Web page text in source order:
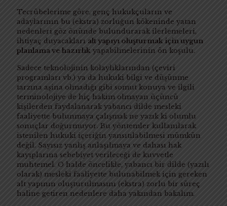
Tecrübelerime göre, genç hukukçuların ve
adaylarının bu (ekstra) zorluğun kökeninde yatan
nedenleri göz önünde bulundurarak ilerlemeleri,
ihtiyaç duyacakları alt yapıyı oluşturmak için uygun
planlama ve hazırlık yapabilmelerinin ön koşulu.
Sadece teknolojinin kolaylıklarından (çeviri
programları vb.) ya da hukuki bilgi ve düşünme
tarzına aşina olmadığı gibi somut konuya ve ilgili
terminolojiye de hiç hakim olmayan üçüncü
kişilerden faydalanarak yabancı dilde mesleki
faaliyette bulunmaya çalışmak ne yazık ki olumlu
sonuçlar doğurmuyor. Bu yöntemler kullanılarak
istenilen hukuki içeriğin yansıtılabilmesi mümkün
değil. Sayısız yanlış anlaşılmaya ve dahası hak
kayıplarına sebebiyet verileceği de kuvvetle
muhtemel. O halde öncelikle, yabancı bir dilde (yazılı
olarak) mesleki faaliyette bulunabilmek için gereken
alt yapının oluşturulmasını (ekstra) zorlu bir süreç
haline getiren nedenlere daha yakından bakalım.